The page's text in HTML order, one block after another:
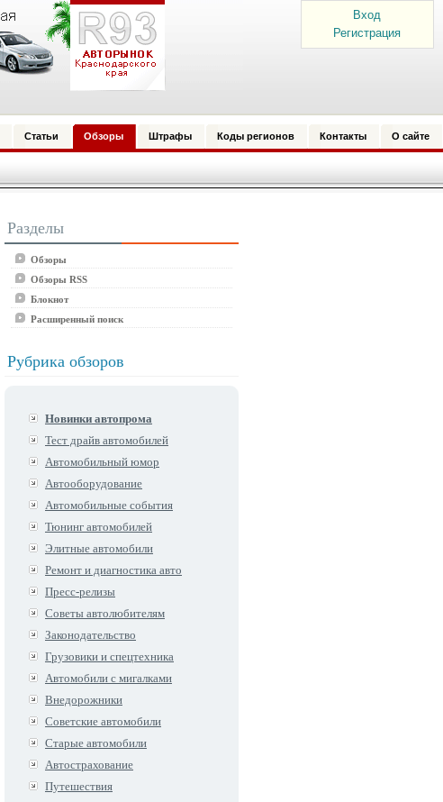
Вход
Регистрация
Статьи Обзоры Штрафы Коды регионов Контакты О сайте
Разделы
Обзоры
Обзоры RSS
Блокнот
Расширенный поиск
Рубрика обзоров
Новинки автопрома
Тест драйв автомобилей
Автомобильный юмор
Автооборудование
Автомобильные события
Тюнинг автомобилей
Элитные автомобили
Ремонт и диагностика авто
Пресс-релизы
Советы автолюбителям
Законодательство
Грузовики и спецтехника
Автомобили с мигалками
Внедорожники
Советские автомобили
Старые автомобили
Автострахование
Путешествия